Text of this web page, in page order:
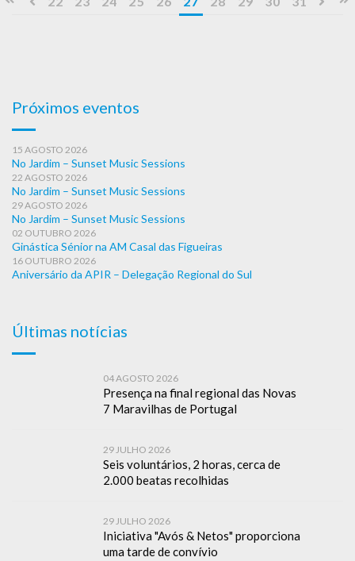
Próximos eventos
15 AGOSTO 2026
No Jardim – Sunset Music Sessions
22 AGOSTO 2026
No Jardim – Sunset Music Sessions
29 AGOSTO 2026
No Jardim – Sunset Music Sessions
02 OUTUBRO 2026
Ginástica Sénior na AM Casal das Figueiras
16 OUTUBRO 2026
Aniversário da APIR – Delegação Regional do Sul
Últimas notícias
04 AGOSTO 2026
Presença na final regional das Novas
7 Maravilhas de Portugal
29 JULHO 2026
Seis voluntários, 2 horas, cerca de
2.000 beatas recolhidas
29 JULHO 2026
Iniciativa "Avós & Netos" proporciona
uma tarde de convívio